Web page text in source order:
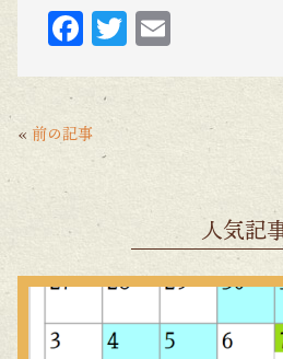
F
ac
eb
o
o
T
w
er
m
« 前の記事
人気記